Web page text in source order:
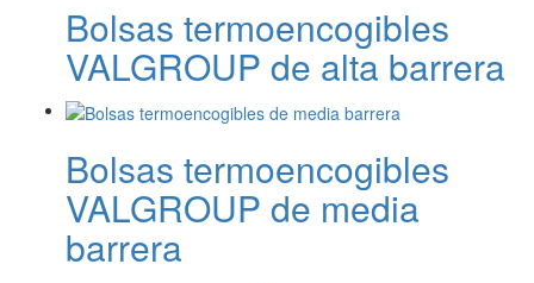
Bolsas termoencogibles
VALGROUP de alta barrera
Bolsas termoencogibles
VALGROUP de media
barrera